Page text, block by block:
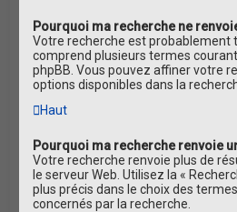
Pourquoi ma recherche ne
Votre recherche est probablement
comprend plusieurs termes
phpBB. Vous pouvez affiner votre
options disponibles dans la
Haut
Pourquoi ma recherche renvoie
Votre recherche renvoie plus de
le serveur Web. Utilisez la «
plus précis dans le choix des
concernés par la recherche.